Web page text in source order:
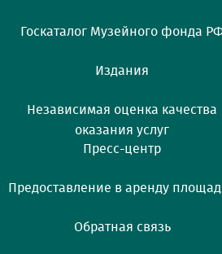
Госкаталог Музейного фонда
Издания
Независимая оценка качества
оказания услуг
Пресс-центр
Предоставление в аренду
Обратная связь